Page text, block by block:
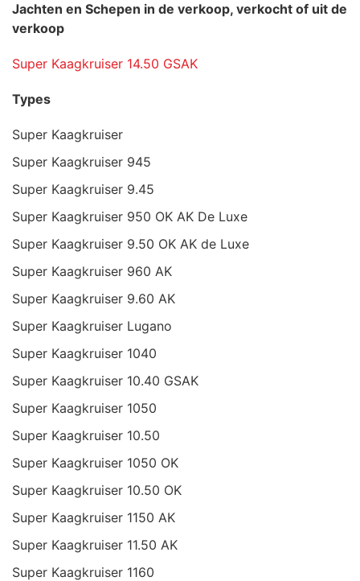
Jachten en Schepen in de verkoop, verkocht of uit de
verkoop
Super Kaagkruiser 14.50 GSAK
Types
Super Kaagkruiser
Super Kaagkruiser 945
Super Kaagkruiser 9.45
Super Kaagkruiser 950 OK AK De Luxe
Super Kaagkruiser 9.50 OK AK de Luxe
Super Kaagkruiser 960 AK
Super Kaagkruiser 9.60 AK
Super Kaagkruiser Lugano
Super Kaagkruiser 1040
Super Kaagkruiser 10.40 GSAK
Super Kaagkruiser 1050
Super Kaagkruiser 10.50
Super Kaagkruiser 1050 OK
Super Kaagkruiser 10.50 OK
Super Kaagkruiser 1150 AK
Super Kaagkruiser 11.50 AK
Super Kaagkruiser 1160